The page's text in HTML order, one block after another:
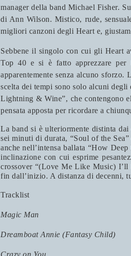
manager della band Michael Fisher.
di Ann Wilson. Mistico, rude,
migliori canzoni degli Heart e,
Sebbene il singolo con cui gli Heart
Top 40 e si è fatto apprezzare per
apparentemente senza alcuno
scelta dei tempi sono solo alcuni
Lightning & Wine”, che contengono
pensata apposta per ricordare a
La band si è ulteriormente distinta
sei minuti di durata, “Soul of the
anche nell’intensa ballata “How
inclinazione con cui esprime
crossover “(Love Me Like Music)
fin dall’inizio. A distanza di decenni,
Tracklist
Magic Man
Dreamboat Annie (Fantasy Child)
Crazy on You